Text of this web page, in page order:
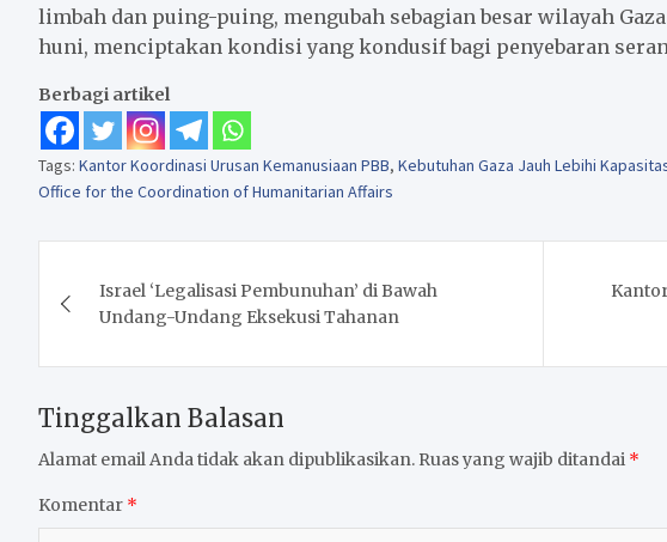
limbah dan puing-puing, mengubah sebagian besar wilayah
huni, menciptakan kondisi yang kondusif bagi penyebaran
Berbagi artikel
Tags: Kantor Koordinasi Urusan Kemanusiaan PBB, Kebutuhan Gaza Jauh Lebihi
Office for the Coordination of Humanitarian Affairs
posIsrael ‘Legalisasi Pembunuhan’ di Bawah
Undang-Undang Eksekusi Tahanan
Tinggalkan Balasan
Alamat email Anda tidak akan dipublikasikan. Ruas yang wajib ditandai *
Komentar *